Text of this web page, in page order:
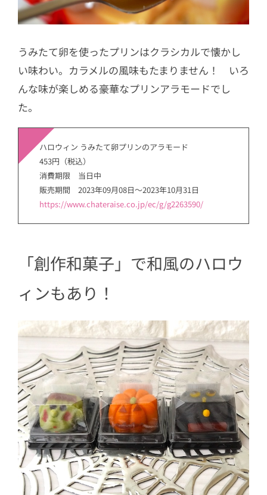
うみたて卵を使ったプリンはクラシカルで懐かし
い味わい。カラメルの風味もたまりません！ いろ
んな味が楽しめる豪華なプリンアラモードでし
た。
ハロウィン うみたて卵プリンのアラモード
453円（税込）
消費期限 当日中
販売期間 2023年09月08日～2023年10月31日
https://www.chateraise.co.jp/ec/g/g2263590/
「創作和菓子」で和風のハロウ
ィンもあり！